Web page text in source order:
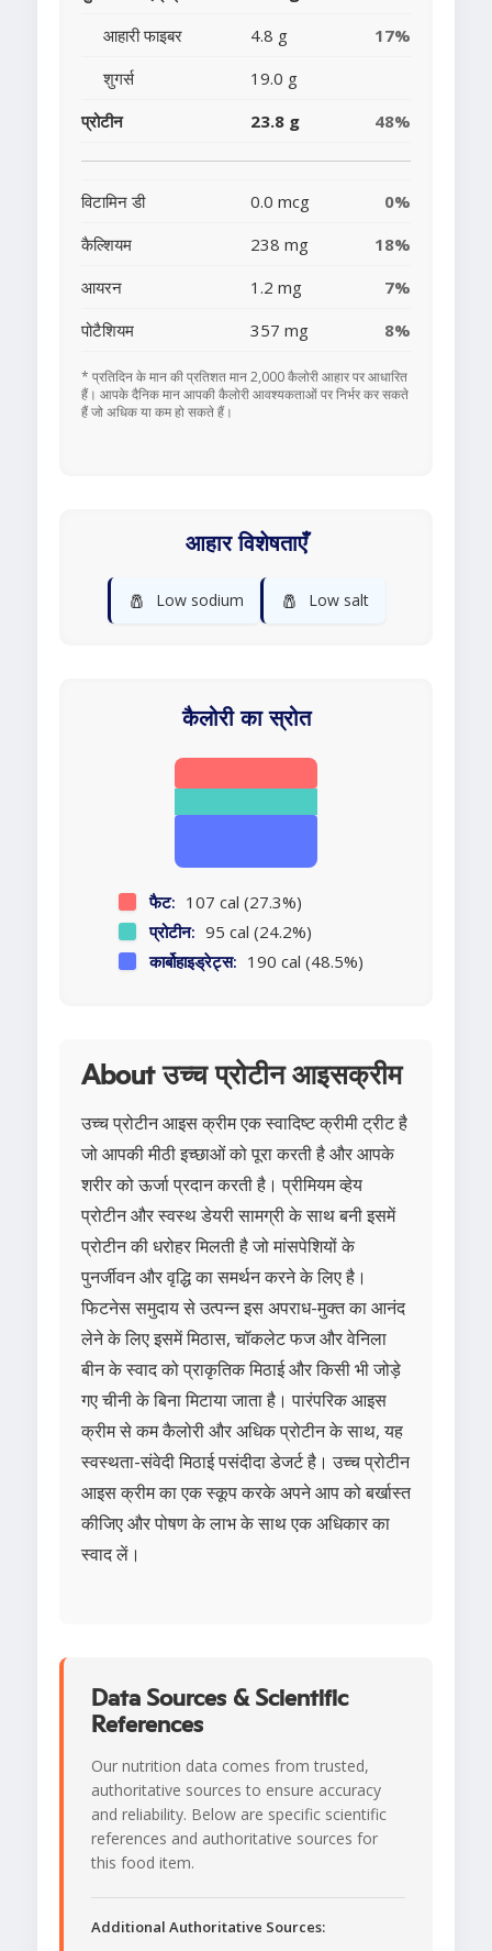
आहारी फाइबर
4.8 g
17%
शुगर्स
19.0 g
प्रोटीन
23.8 g 48%
विटामिन डी 0.0 mcg
0%
कैल्शियम
238 mg
18%
आयरन
1.2 mg
7%
पोटैशियम
357 mg 8%
* प्रतिदिन के मान की प्रतिशत मान 2,000 कैलोरी आहार पर आधारित
हैं। आपके दैनिक मान आपकी कैलोरी आवश्यकताओं पर निर्भर कर सकते
हैं जो अधिक या कम हो सकते हैं।
आहार विशेषताएँ
🧂 Low sodium 🧂 Low salt
कैलोरी का स्रोत
फैट: 107 cal (27.3%)
प्रोटीन: 95 cal (24.2%)
कार्बोहाइड्रेट्स: 190 cal (48.5%)
About उच्च प्रोटीन आइसक्रीम
उच्च प्रोटीन आइस क्रीम एक स्वादिष्ट क्रीमी ट्रीट है
जो आपकी मीठी इच्छाओं को पूरा करती है और आपके
शरीर को ऊर्जा प्रदान करती है। प्रीमियम व्हेय
प्रोटीन और स्वस्थ डेयरी सामग्री के साथ बनी इसमें
प्रोटीन की धरोहर मिलती है जो मांसपेशियों के
पुनर्जीवन और वृद्धि का समर्थन करने के लिए है।
फिटनेस समुदाय से उत्पन्न इस अपराध-मुक्त का आनंद
लेने के लिए इसमें मिठास, चॉकलेट फज और वेनिला
बीन के स्वाद को प्राकृतिक मिठाई और किसी भी जोड़े
गए चीनी के बिना मिटाया जाता है। पारंपरिक आइस
क्रीम से कम कैलोरी और अधिक प्रोटीन के साथ, यह
स्वस्थता-संवेदी मिठाई पसंदीदा डेजर्ट है। उच्च प्रोटीन
आइस क्रीम का एक स्कूप करके अपने आप को बर्खास्त
कीजिए और पोषण के लाभ के साथ एक अधिकार का
स्वाद लें।
Data Sources & Scientific
References
Our nutrition data comes from trusted,
authoritative sources to ensure accuracy
and reliability. Below are specific scientific
references and authoritative sources for
this food item.
Additional Authoritative Sources: